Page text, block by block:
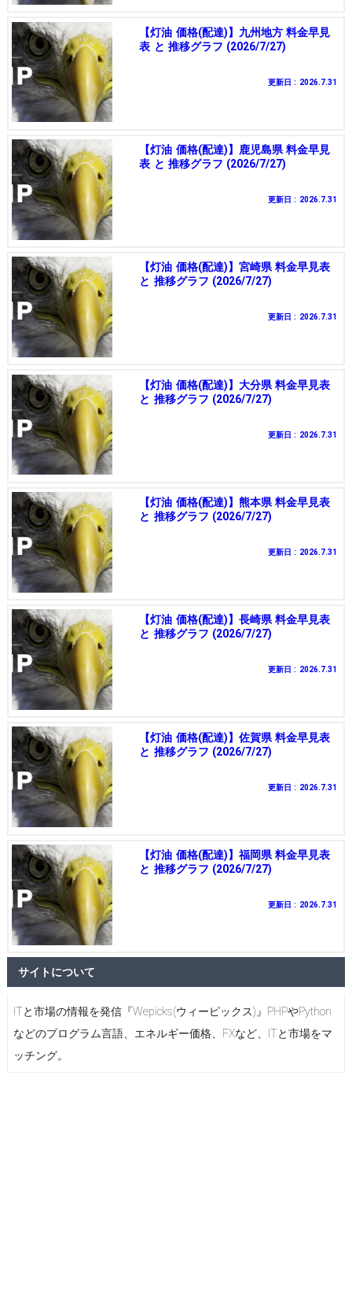
【灯油 価格(配達)】九州地方 料金早見
表 と 推移グラフ (2026/7/27)
更新日 : 2026.7.31
【灯油 価格(配達)】鹿児島県 料金早見
表 と 推移グラフ (2026/7/27)
更新日 : 2026.7.31
【灯油 価格(配達)】宮崎県 料金早見表
と 推移グラフ (2026/7/27)
更新日 : 2026.7.31
【灯油 価格(配達)】大分県 料金早見表
と 推移グラフ (2026/7/27)
更新日 : 2026.7.31
【灯油 価格(配達)】熊本県 料金早見表
と 推移グラフ (2026/7/27)
更新日 : 2026.7.31
【灯油 価格(配達)】長崎県 料金早見表
と 推移グラフ (2026/7/27)
更新日 : 2026.7.31
【灯油 価格(配達)】佐賀県 料金早見表
と 推移グラフ (2026/7/27)
更新日 : 2026.7.31
【灯油 価格(配達)】福岡県 料金早見表
と 推移グラフ (2026/7/27)
更新日 : 2026.7.31
サイトについて
ITと市場の情報を発信『Wepicks(ウィーピックス)』PHPやPython
などのプログラム言語、エネルギー価格、FXなど、ITと市場をマ
ッチング。